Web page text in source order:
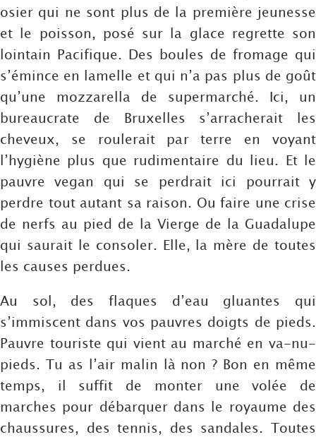
osier qui ne sont plus de la première jeunesse
et le poisson, posé sur la glace regrette son
lointain Pacifique. Des boules de fromage qui
s’émince en lamelle et qui n’a pas plus de goût
qu’une mozzarella de supermarché. Ici, un
bureaucrate de Bruxelles s’arracherait les
cheveux, se roulerait par terre en voyant
l’hygiène plus que rudimentaire du lieu. Et le
pauvre vegan qui se perdrait ici pourrait y
perdre tout autant sa raison. Ou faire une crise
de nerfs au pied de la Vierge de la Guadalupe
qui saurait le consoler. Elle, la mère de toutes
les causes perdues.
Au sol, des flaques d’eau gluantes qui
s’immiscent dans vos pauvres doigts de pieds.
Pauvre touriste qui vient au marché en va-nu-
pieds. Tu as l’air malin là non ? Bon en même
temps, il suffit de monter une volée de
marches pour débarquer dans le royaume des
chaussures, des tennis, des sandales. Toutes